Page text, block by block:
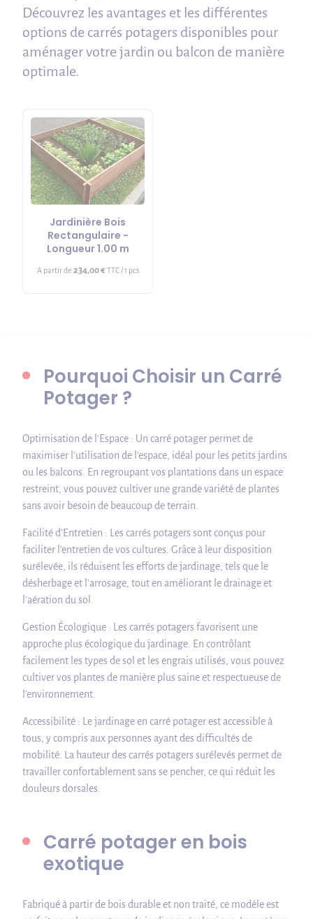
Découvrez les avantages et les différentes
options de carrés potagers disponibles pour
aménager votre jardin ou balcon de manière
optimale.
Jardinière Bois
Rectangulaire -
Longueur 1.00 m
A partir de 234,00 € TTC / 1 pcs
Pourquoi Choisir un Carré
Potager ?
Optimisation de l'Espace : Un carré potager permet de
maximiser l'utilisation de l'espace, idéal pour les petits jardins
ou les balcons. En regroupant vos plantations dans un espace
restreint, vous pouvez cultiver une grande variété de plantes
sans avoir besoin de beaucoup de terrain.
Facilité d'Entretien : Les carrés potagers sont conçus pour
faciliter l'entretien de vos cultures. Grâce à leur disposition
surélevée, ils réduisent les efforts de jardinage, tels que le
désherbage et l'arrosage, tout en améliorant le drainage et
l'aération du sol.
Gestion Écologique : Les carrés potagers favorisent une
approche plus écologique du jardinage. En contrôlant
facilement les types de sol et les engrais utilisés, vous pouvez
cultiver vos plantes de manière plus saine et respectueuse de
l’environnement.
Accessibilité : Le jardinage en carré potager est accessible à
tous, y compris aux personnes ayant des difficultés de
mobilité. La hauteur des carrés potagers surélevés permet de
travailler confortablement sans se pencher, ce qui réduit les
douleurs dorsales.
Carré potager en bois
exotique
Fabriqué à partir de bois durable et non traité, ce modèle est